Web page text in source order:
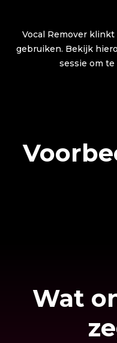
Vocal Remover
gebruiken. Bekijk
sessie om
Wat